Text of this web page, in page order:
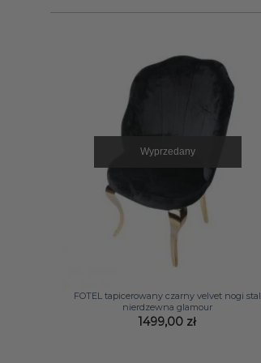
Wyprzedany
FOTEL tapicerowany czarny velvet nogi stal
nierdzewna glamour
1499,00 zł